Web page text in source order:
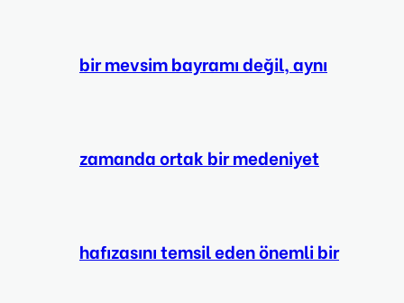
bir mevsim bayramı değil, aynı
zamanda ortak bir medeniyet
hafızasını temsil eden önemli bir